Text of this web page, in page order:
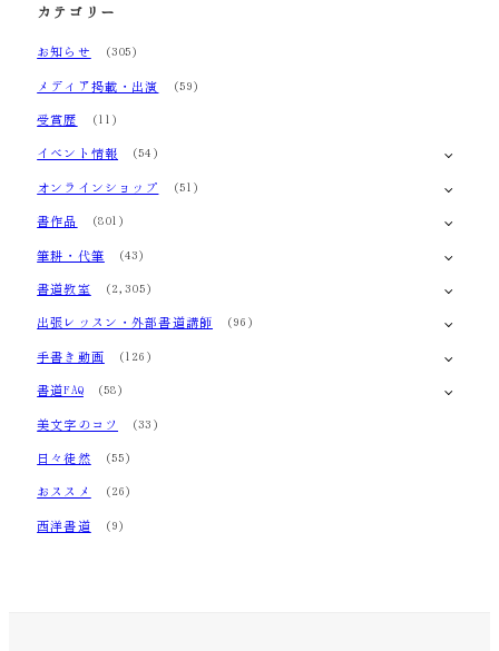
カテゴリー
お知らせ (305)
メディア掲載・出演 (59)
受賞歴 (11)
イベント情報 (54)
オンラインショップ (51)
書作品 (801)
筆耕・代筆 (43)
書道教室 (2,305)
出張レッスン・外部書道講師 (96)
手書き動画 (126)
書道FAQ(58)
美文字のコツ (33)
日々徒然 (55)
おススメ (26)
西洋書道 (9)